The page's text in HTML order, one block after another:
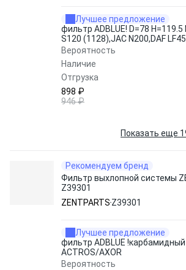
Лучшее предложение
фильтр ADBLUE! D=78
S120 (1128),JAC N200,DAF
Вероятность
Наличие
Отгрузка
898 ₽
946 ₽
Показать еще
Рекомендуем бренд
Фильтр выхлопной системы
Z39301
ZENTPARTS Z39301
Лучшее предложение
фильтр ADBLUE
ACTROS/AXOR
Вероятность